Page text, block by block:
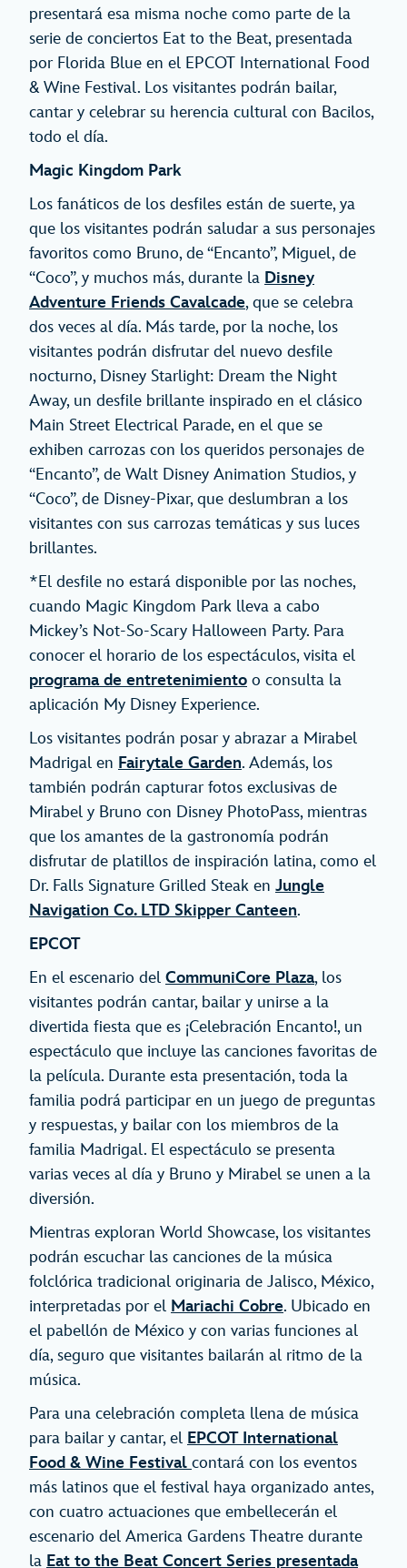
presentará esa misma noche como parte de la
serie de conciertos Eat to the Beat, presentada
por Florida Blue en el EPCOT International Food
& Wine Festival. Los visitantes podrán bailar,
cantar y celebrar su herencia cultural con Bacilos,
todo el día.
Magic Kingdom Park
Los fanáticos de los desfiles están de suerte, ya
que los visitantes podrán saludar a sus personajes
favoritos como Bruno, de “Encanto”, Miguel, de
“Coco”, y muchos más, durante la Disney
Adventure Friends Cavalcade, que se celebra
dos veces al día. Más tarde, por la noche, los
visitantes podrán disfrutar del nuevo desfile
nocturno, Disney Starlight: Dream the Night
Away, un desfile brillante inspirado en el clásico
Main Street Electrical Parade, en el que se
exhiben carrozas con los queridos personajes de
“Encanto”, de Walt Disney Animation Studios, y
“Coco”, de Disney-Pixar, que deslumbran a los
visitantes con sus carrozas temáticas y sus luces
brillantes.
*El desfile no estará disponible por las noches,
cuando Magic Kingdom Park lleva a cabo
Mickey’s Not-So-Scary Halloween Party. Para
conocer el horario de los espectáculos, visita el
programa de entretenimiento o consulta la
aplicación My Disney Experience.
Los visitantes podrán posar y abrazar a Mirabel
Madrigal en Fairytale Garden. Además, los
también podrán capturar fotos exclusivas de
Mirabel y Bruno con Disney PhotoPass, mientras
que los amantes de la gastronomía podrán
disfrutar de platillos de inspiración latina, como el
Dr. Falls Signature Grilled Steak en Jungle
Navigation Co. LTD Skipper Canteen.
EPCOT
En el escenario del CommuniCore Plaza, los
visitantes podrán cantar, bailar y unirse a la
divertida fiesta que es ¡Celebración Encanto!, un
espectáculo que incluye las canciones favoritas de
la película. Durante esta presentación, toda la
familia podrá participar en un juego de preguntas
y respuestas, y bailar con los miembros de la
familia Madrigal. El espectáculo se presenta
varias veces al día y Bruno y Mirabel se unen a la
diversión.
Mientras exploran World Showcase, los visitantes
podrán escuchar las canciones de la música
folclórica tradicional originaria de Jalisco, México,
interpretadas por el Mariachi Cobre. Ubicado en
el pabellón de México y con varias funciones al
día, seguro que visitantes bailarán al ritmo de la
música.
Para una celebración completa llena de música
para bailar y cantar, el EPCOT International
Food & Wine Festival contará con los eventos
más latinos que el festival haya organizado antes,
con cuatro actuaciones que embellecerán el
escenario del America Gardens Theatre durante
la Eat to the Beat Concert Series presentada